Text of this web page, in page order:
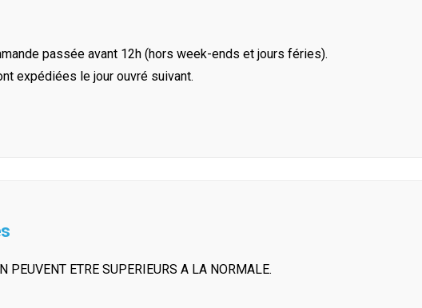
passée avant 12h (hors week-ends et jours féries).
expédiées le jour ouvré suivant.
PEUVENT ETRE SUPERIEURS A LA NORMALE.